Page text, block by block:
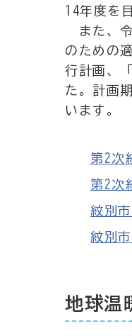
14年度を
また、令
のための
行計画、
た。計画
います。
第2次
第2次
紋別
紋別
地球温